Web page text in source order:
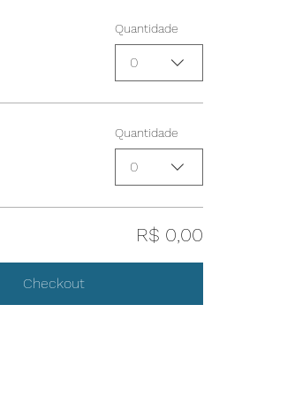
Quantidade
0
Quantidade
0
R$ 0,00
Checkout